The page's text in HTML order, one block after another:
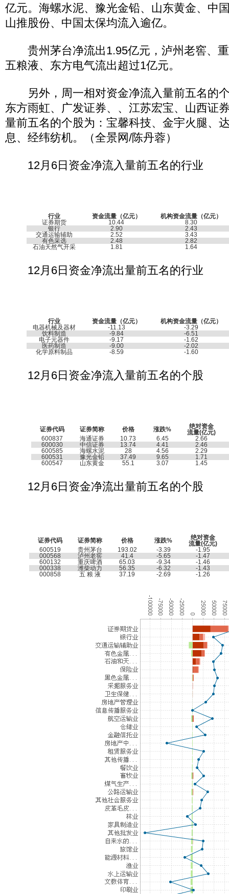
亿元。海螺水泥、豫光金铅、山东黄金、中
山推股份、中国太保均流入逾亿。
贵州茅台净流出1.95亿元，泸州老窖、重
五粮液、东方电气流出超过1亿元。
另外，周一相对资金净流入量前五名的
东方雨虹、广发证券、、江苏宏宝、山西证
量前五名的个股为：宝馨科技、金宇火腿、
息、经纬纺机。（全景网/陈丹蓉）
12月6日资金净流入量前五名的行业
行业 资金流量（亿元）
机构资金流量（亿元）
证券期货
10.44
8.30
银行
2.90
2.43
交通运输辅助
2.52
3.43
有色采选
2.48
2.82
石油天然气开采
1.81 1.64
12月6日资金净流出量前五名的行业
行业 资金流量（亿元）
机构资金流量（亿元）
电器机械及器材
-11.13
-3.29
饮料制造
-9.84
-6.51
电子元器件
-9.17
-1.62
医药制造
-9.00
-2.02
化学原料制品
-8.59 -1.60
12月6日资金净流入量前五名的个股
证券代码 证券简称 价格 涨跌%
绝对资金
流量(亿元)
600837
海通证券 10.73 6.45
2.66
600030
中信证券 13.74 4.41
2.46
600585
海螺水泥 28 4.56
2.29
600531
豫光金铅 37.49 9.65
1.71
600547
山东黄金 55.1 3.07 1.45
12月6日资金净流出量前五名的个股
证券代码 证券简称 价格 涨跌%
绝对资金
流量(亿元)
600519
贵州茅台 193.02 -3.39
-1.95
000568
泸州老窖 41.4 -5.65
-1.47
600132
重庆啤酒 65.03 -9.34
-1.46
000338
潍柴动力 56.35 -6.32
-1.43
000858
五 粮 液 37.19 -2.69 -1.26